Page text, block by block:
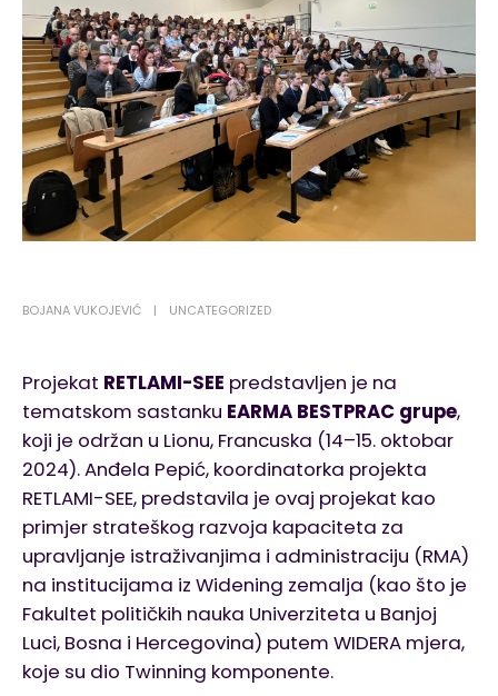
BOJANA VUKOJEVIĆ UNCATEGORIZED
Projekat RETLAMI-SEE predstavljen je na
tematskom sastanku EARMA BESTPRAC grupe,
koji je održan u Lionu, Francuska (14–15. oktobar
2024). Anđela Pepić, koordinatorka projekta
RETLAMI-SEE, predstavila je ovaj projekat kao
primjer strateškog razvoja kapaciteta za
upravljanje istraživanjima i administraciju (RMA)
na institucijama iz Widening zemalja (kao što je
Fakultet političkih nauka Univerziteta u Banjoj
Luci, Bosna i Hercegovina) putem WIDERA mjera,
koje su dio Twinning komponente.